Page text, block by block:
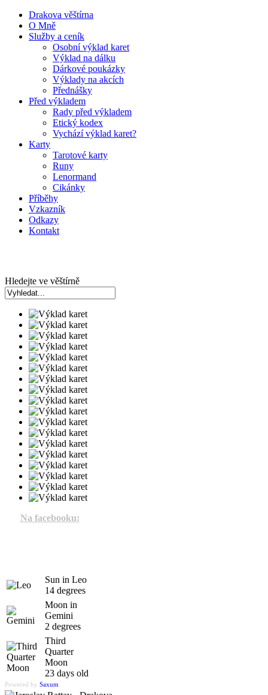
Drakova věštírna
O Mně
Služby a ceník
Osobní výklad karet
Výklad na dálku
Dárkové poukázky
Výklady na akcích
Přednášky
Před výkladem
Rady před výkladem
Etický kodex
Vychází výklad karet?
Karty
Tarotové karty
Runy
Lenormand
Cikánky
Příběhy
Vzkazník
Odkazy
Kontakt
Hledejte ve věštírně
Na facebooku:
Sun in Leo
14 degrees
Moon in
Gemini
2 degrees
Third
Quarter
Moon
23 days old
Powered by Saxum